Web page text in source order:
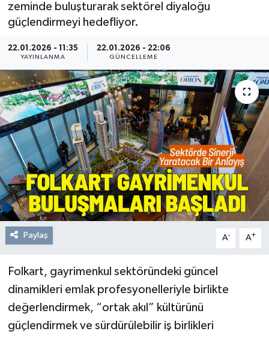
zeminde buluşturarak sektörel diyaloğu
güçlendirmeyi hedefliyor.
22.01.2026 - 11:35
YAYINLANMA
22.01.2026 - 22:06
GÜNCELLEME
Paylaş A- A+
Folkart, gayrimenkul sektöründeki güncel
dinamikleri emlak profesyonelleriyle birlikte
değerlendirmek, “ortak akıl” kültürünü
güçlendirmek ve sürdürülebilir iş birlikleri
Röportajlar